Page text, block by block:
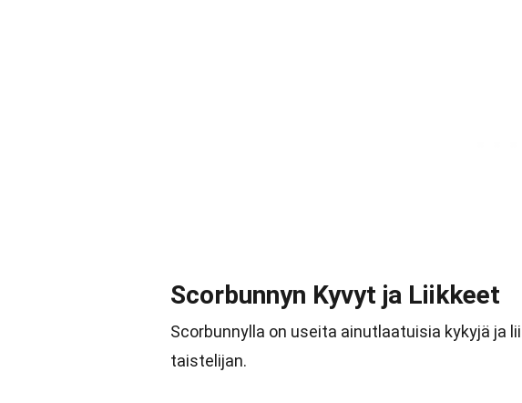
Scorbunnyn Kyvyt ja Liikkeet
Scorbunnylla on useita ainutlaatuisia kykyjä ja
taistelijan.